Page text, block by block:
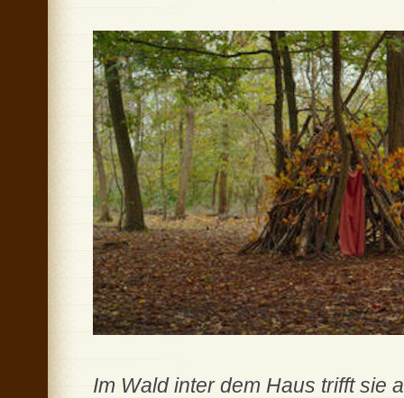
Im Wald inter dem Haus trifft sie